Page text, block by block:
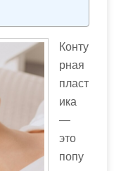
Конту
рная
пласт
ика
—
это
попу